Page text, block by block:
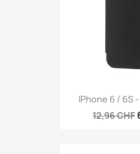
IPhone 6 / 6S
12,96 CHF